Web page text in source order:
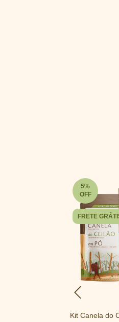
5%
OFF
FRETE
Kit Canela do